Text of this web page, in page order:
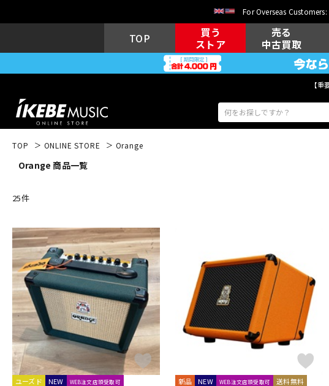
For Overseas
TOP
買う
ストア
売る
中古買取
【
キーボード
DJ機器 DTM
中古 ヴィンテージ
TOP ONLINE STORE Orange
Orange 商品一覧
25件
ユーズド NEW WEB注文店頭受取可 新品 NEW WEB注文店頭受取可 送料無料